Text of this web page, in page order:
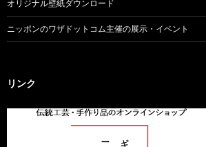
オリジナル壁紙ダウンロード
ニッポンのワザドットコム主催の展示・イベント
リンク